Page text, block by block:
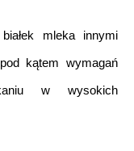
mleka innymi
kątem wymagań
w wysokich